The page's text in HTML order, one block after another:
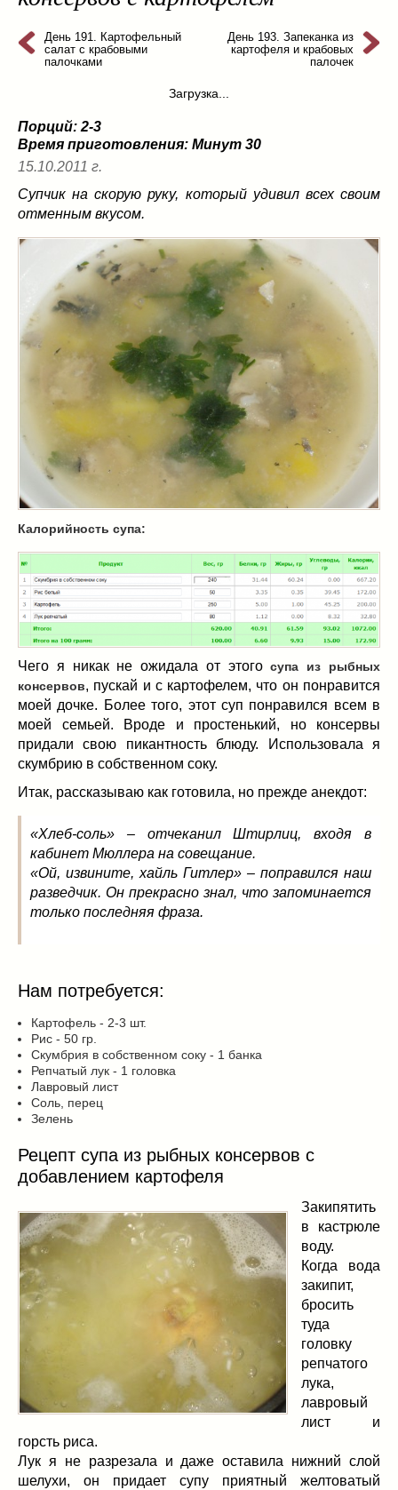
из слоеного теста(8)
на пикник (13)
ни то, ни се
сладкие блюда
супы(99)
борщ(5)
молочные(4)
свекольник(2)
солянка(4)
суп с фрикадельками (8)
суп-пюре
холодные супы
Вкусные враги фигуры…(44)
Масленица
пироги
рецепты теста
торты(12)
без выпечки
хворост
(0)
жареное(3)
запекаем
напитки(1)
разное(6)
рыбные блюда(4)
салаты(11)
соусы(1)
Супы
(1)
Заначка на зиму!(29)
Напитки
(3)
Овощные заготовки(11)
Сладкие заготовки(10)
Поговорим о(19)
разном(9)
Праздничные блюда
8 марта (1)
День всех влюбленных
мужские даты
Новогоднее меню
День 191. Картофельный
салат с крабовыми
палочками
День 193. Запеканка из
картофеля и крабовых
палочек
Загрузка...
Порций: 2-3
Время приготовления: Минут 30
15.10.2011 г.
Супчик на скорую руку, который удивил всех своим
отменным вкусом.
Калорийность супа:
Чего я никак не ожидала от этогосупа из рыбных
консервов, пускай и с картофелем, что он понравится
моей дочке. Более того, этот суп понравился всем в
моей семьей. Вроде и простенький, но консервы
придали свою пикантность блюду. Использовала я
скумбрию в собственном соку.
Итак, рассказываю как готовила, но прежде анекдот:
«Хлеб-соль» – отчеканил Штирлиц, входя в
кабинет Мюллера на совещание.
«Ой, извините, хайль Гитлер» – поправился наш
разведчик. Он прекрасно знал, что запоминается
только последняя фраза.
Нам потребуется:
Картофель - 2-3 шт.
Рис - 50 гр.
Скумбрия в собственном соку - 1 банка
Репчатый лук - 1 головка
Лавровый лист
Соль, перец
Зелень
Рецепт супа из рыбных консервов с
добавлением картофеля
Закипятить
в кастрюле
воду.
Когда вода
закипит,
бросить
туда
головку
репчатого
лука,
лавровый
лист и
горсть риса.
Лук я не разрезала и даже оставила нижний слой
шелухи, он придает супу приятный желтоватый